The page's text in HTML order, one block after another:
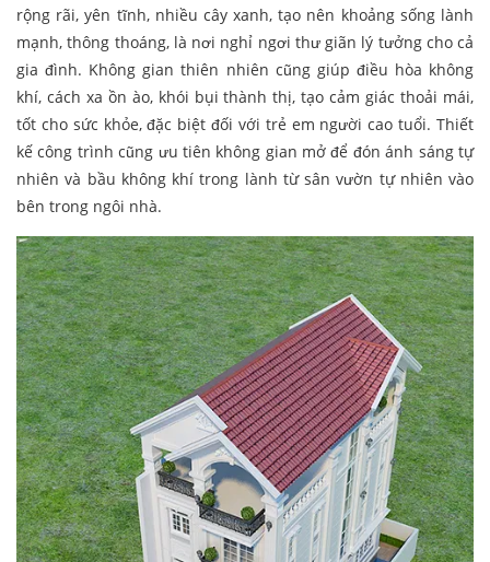
rộng rãi, yên tĩnh, nhiều cây xanh, tạo nên khoảng sống lành
mạnh, thông thoáng, là nơi nghỉ ngơi thư giãn lý tưởng cho cả
gia đình. Không gian thiên nhiên cũng giúp điều hòa không
khí, cách xa ồn ào, khói bụi thành thị, tạo cảm giác thoải mái,
tốt cho sức khỏe, đặc biệt đối với trẻ em người cao tuổi. Thiết
kế công trình cũng ưu tiên không gian mở để đón ánh sáng tự
nhiên và bầu không khí trong lành từ sân vườn tự nhiên vào
bên trong ngôi nhà.